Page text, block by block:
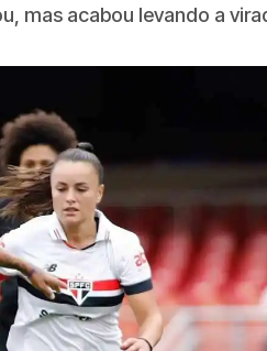
mas acabou levando a